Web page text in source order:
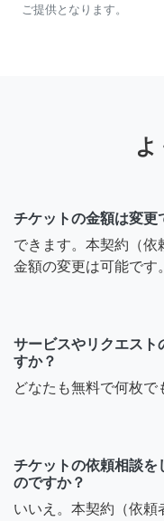
ご提供となります。
よ
チケットの金額は変更
できます。本契約（依
金額の変更は可能です。
サービスやリクエスト
すか？
どなたも無料で何枚で
チケットの依頼相談を
のですか？
いいえ。本契約（依頼